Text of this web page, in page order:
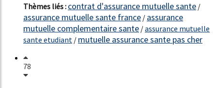
Thèmes liés : contrat d'assurance mutuelle sante /
assurance mutuelle sante france / assurance
mutuelle complementaire sante /assurance mutuelle
sante etudiant / mutuelle assurance sante pas cher
78